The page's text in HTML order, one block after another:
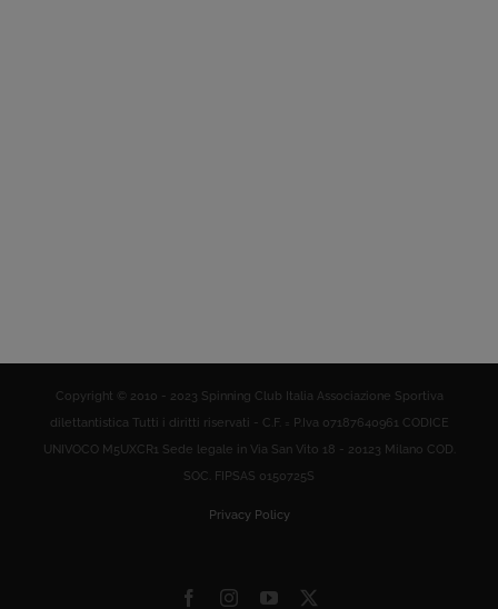
Copyright © 2010 - 2023 Spinning Club Italia Associazione Sportiva
dilettantistica Tutti i diritti riservati - C.F. = P.Iva 07187640961 CODICE
UNIVOCO M5UXCR1 Sede legale in Via San Vito 18 - 20123 Milano COD.
SOC. FIPSAS 0150725S
Privacy Policy
FacebookInstagramYouTube